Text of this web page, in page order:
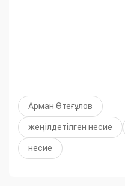
Арман Өтеғұлов
жеңілдетілген несие
несие